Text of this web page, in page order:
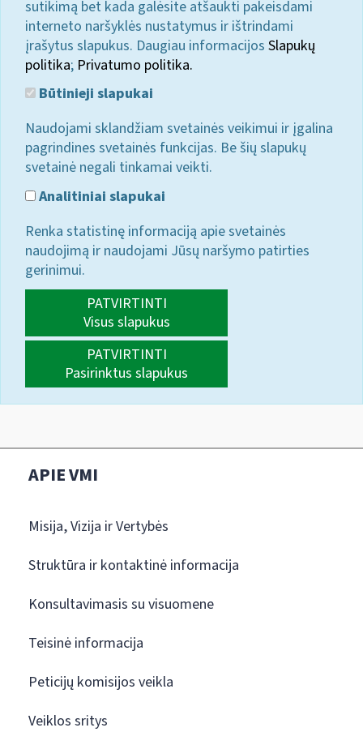
sutikimą bet kada galėsite atšaukti pakeisdami
interneto naršyklės nustatymus ir ištrindami
įrašytus slapukus. Daugiau informacijos Slapukų
politika; Privatumo politika.
Būtinieji slapukai
Naudojami sklandžiam svetainės veikimui ir įgalina
pagrindines svetainės funkcijas. Be šių slapukų
svetainė negali tinkamai veikti.
Analitiniai slapukai
Renka statistinę informaciją apie svetainės
naudojimą ir naudojami Jūsų naršymo patirties
gerinimui.
PATVIRTINTI
Visus slapukus
PATVIRTINTI
Pasirinktus slapukus
APIE VMI
Misija, Vizija ir Vertybės
Struktūra ir kontaktinė informacija
Konsultavimasis su visuomene
Teisinė informacija
Peticijų komisijos veikla
Veiklos sritys